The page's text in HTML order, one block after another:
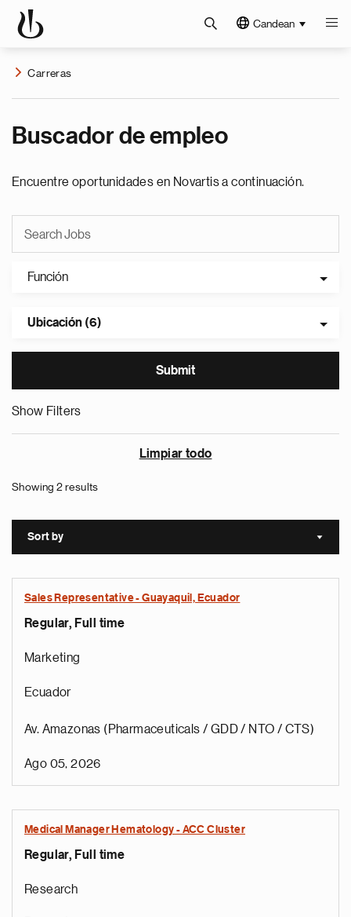
Candean
Carreras
Buscador de empleo
Encuentre oportunidades en Novartis a continuación.
Función
Ubicación (6)
Show Filters
Limpiar todo
Showing 2 results
Sort by Sort
Sales Representative - Guayaquil, Ecuador
Regular, Full time
Marketing
Ecuador
Av. Amazonas (Pharmaceuticals / GDD / NTO / CTS)
Ago 05, 2026
Medical Manager Hematology - ACC Cluster
Regular, Full time
Research